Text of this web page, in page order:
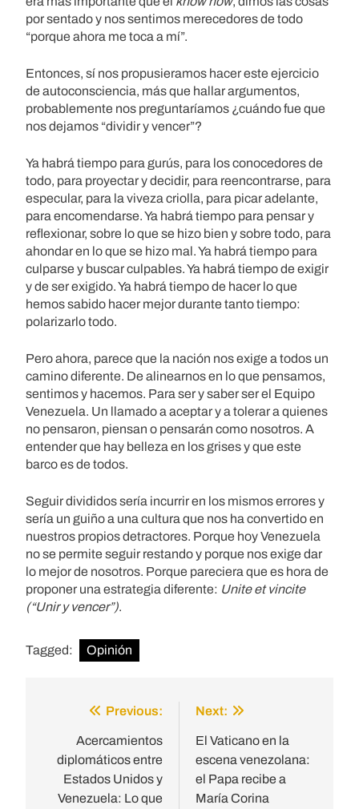
por sentado y nos sentimos merecedores de todo
“porque ahora me toca a mí”.
Entonces, sí nos propusieramos hacer este ejercicio
de autoconsciencia, más que hallar argumentos,
probablemente nos preguntaríamos ¿cuándo fue que
nos dejamos “dividir y vencer”?
Ya habrá tiempo para gurús, para los conocedores de
todo, para proyectar y decidir, para reencontrarse, para
especular, para la viveza criolla, para picar adelante,
para encomendarse. Ya habrá tiempo para pensar y
reflexionar, sobre lo que se hizo bien y sobre todo, para
ahondar en lo que se hizo mal. Ya habrá tiempo para
culparse y buscar culpables. Ya habrá tiempo de exigir
y de ser exigido. Ya habrá tiempo de hacer lo que
hemos sabido hacer mejor durante tanto tiempo:
polarizarlo todo.
Pero ahora, parece que la nación nos exige a todos un
camino diferente. De alinearnos en lo que pensamos,
sentimos y hacemos. Para ser y saber ser el Equipo
Venezuela. Un llamado a aceptar y a tolerar a quienes
no pensaron, piensan o pensarán como nosotros. A
entender que hay belleza en los grises y que este
barco es de todos.
Seguir divididos sería incurrir en los mismos errores y
sería un guiño a una cultura que nos ha convertido en
nuestros propios detractores. Porque hoy Venezuela
no se permite seguir restando y porque nos exige dar
lo mejor de nosotros. Porque pareciera que es hora de
proponer una estrategia diferente: Unite et vincite
(“Unir y vencer”).
Tagged: Opinión
navigation
Previous:
Acercamientos
diplomáticos entre
Estados Unidos y
Venezuela: Lo que
Next:
El Vaticano en la
escena venezolana:
el Papa recibe a
María Corina